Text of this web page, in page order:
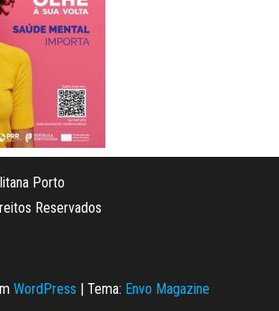
Porto
Reservados
WordPress Tema: Envo Magazine